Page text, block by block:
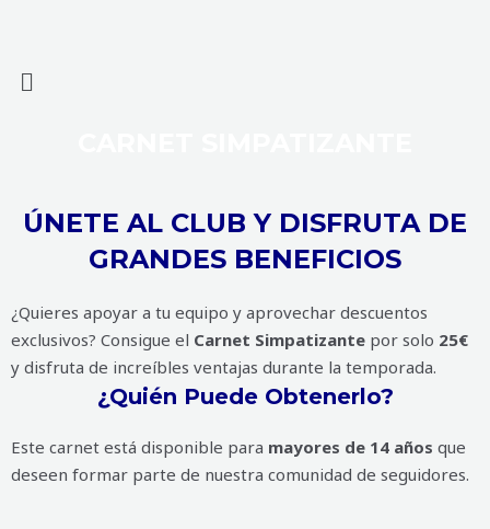
ÚNETE AL CLUB Y DISFRUTA DE
GRANDES BENEFICIOS
¿Quieres apoyar a tu equipo y aprovechar descuentos
exclusivos? Consigue el Carnet Simpatizante por solo 25€
y disfruta de increíbles ventajas durante la temporada.
¿Quién Puede Obtenerlo?
Este carnet está disponible para mayores de 14 años que
deseen formar parte de nuestra comunidad de seguidores.